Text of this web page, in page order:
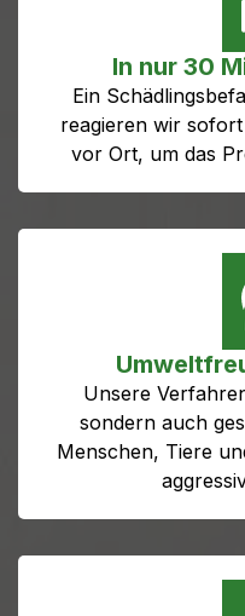
In nur 30
Ein
reagieren wir
vor Ort, um das
Unsere
sondern auch
Menschen, Tiere